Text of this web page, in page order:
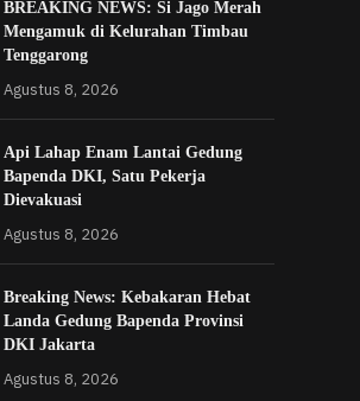
BREAKING NEWS: Si Jago Merah
Mengamuk di Kelurahan Timbau
Tenggarong
Agustus 8, 2026
Api Lahap Enam Lantai Gedung
Bapenda DKI, Satu Pekerja
Dievakuasi
Agustus 8, 2026
Breaking News: Kebakaran Hebat
Landa Gedung Bapenda Provinsi
DKI Jakarta
Agustus 8, 2026